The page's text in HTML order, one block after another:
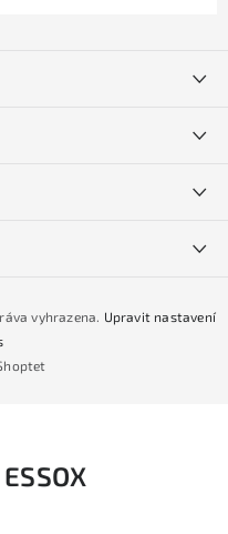
vyhrazena. Upravit nastavení